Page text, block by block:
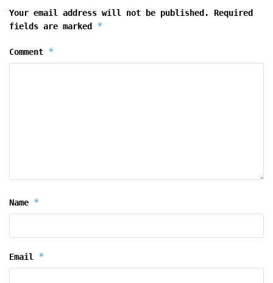
Your email address will not be published.
Required
fields are marked *
Comment *
Name *
Email *